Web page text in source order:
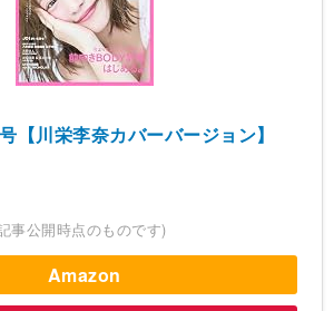
【川栄李奈カバーバージョン】
事公開時点のものです)
Amazon